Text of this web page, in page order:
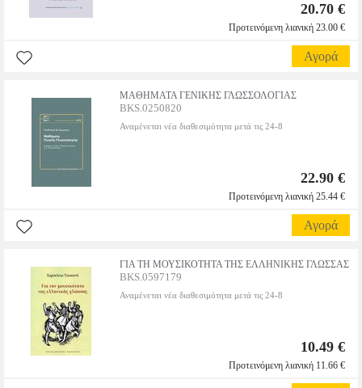
20.70 €
Προτεινόμενη λιανική 23.00 €
Αγορά
ΜΑΘΗΜΑΤΑ ΓΕΝΙΚΗΣ ΓΛΩΣΣΟΛΟΓΙΑΣ
BKS.0250820
Αναμένεται νέα διαθεσιμότητα μετά τις 24-8
22.90 €
Προτεινόμενη λιανική 25.44 €
Αγορά
ΓΙΑ ΤΗ ΜΟΥΣΙΚΟΤΗΤΑ ΤΗΣ ΕΛΛΗΝΙΚΗΣ ΓΛΩΣΣΑΣ
BKS.0597179
Αναμένεται νέα διαθεσιμότητα μετά τις 24-8
10.49 €
Προτεινόμενη λιανική 11.66 €